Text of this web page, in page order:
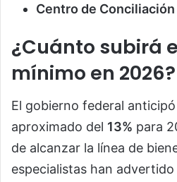
Centro de Conciliación
¿Cuánto subirá
mínimo en 2026?
El gobierno federal
aproximado del 13% para
de alcanzar la línea de
especialistas han